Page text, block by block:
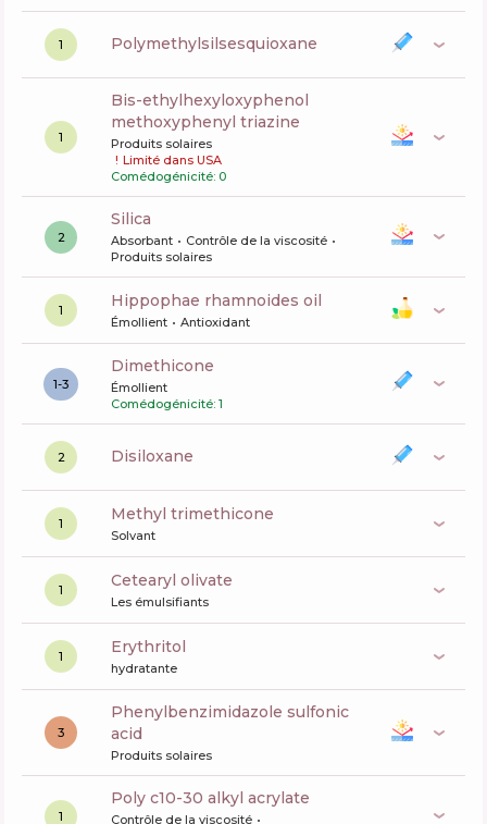
1 polymethylsilsesquioxane
1
bis-ethylhexyloxyphenol
methoxyphenyl triazine
Produits solaires
! Limité dans USA
Comédogénicité: 0
2
silica
Absorbant
Contrôle de la viscosité
Produits solaires
1 hippophae rhamnoides oil
Émollient Antioxidant
1-3
dimethicone
Émollient
Comédogénicité: 1
2 disiloxane
1 methyl trimethicone
Solvant
1 cetearyl olivate
Les émulsifiants
1 erythritol
hydratante
3
phenylbenzimidazole sulfonic
acid
Produits solaires
1
poly c10-30 alkyl acrylate
Contrôle de la viscosité